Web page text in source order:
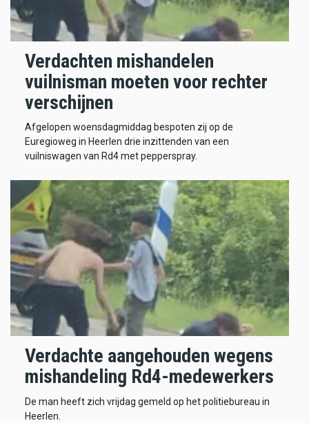
Verdachten mishandelen
vuilnisman moeten voor rechter
verschijnen
Afgelopen woensdagmiddag bespoten zij op de
Euregioweg in Heerlen drie inzittenden van een
vuilniswagen van Rd4 met pepperspray.
Verdachte aangehouden wegens
mishandeling Rd4-medewerkers
De man heeft zich vrijdag gemeld op het politiebureau in
Heerlen.